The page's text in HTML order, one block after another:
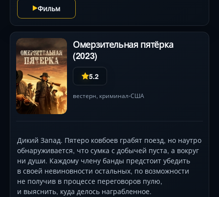
взрывает экран. Режиссёр Ким Чжи Ун смешивает
адреналиновый экшен, чёрный юмор и
ослепительные визуальные эффекты, оставляя
зрителя в напряжении до финального выстрела.
Фильм
Омерзительная пятёрка
(2023)
5.2
вестерн, криминал•США
Дикий Запад. Пятеро ковбоев грабят поезд, но наутро
обнаруживается, что сумка с добычей пуста, а вокруг
ни души. Каждому члену банды предстоит убедить
в своей невиновности остальных, по возможности
не получив в процессе переговоров пулю,
и выяснить, куда делось награбленное.